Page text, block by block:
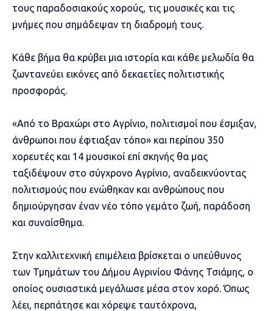
τους παραδοσιακούς χορούς, τις μουσικές και τις
μνήμες που σημάδεψαν τη διαδρομή τους.
Κάθε βήμα θα κρύβει μια ιστορία και κάθε μελωδία θα
ζωντανεύει εικόνες από δεκαετίες πολιτιστικής
προσφοράς.
«Από το Βραχώρι στο Αγρίνιο, πολιτισμοί που έσμιξαν,
άνθρωποι που έφτιαξαν τόπο» και περίπου 350
χορευτές και 14 μουσικοί επί σκηνής θα μας
ταξιδέψουν στο σύγχρονο Αγρίνιο, αναδεικνύοντας
πολιτισμούς που ενώθηκαν και ανθρώπους που
δημιούργησαν έναν νέο τόπο γεμάτο ζωή, παράδοση
και συναίσθημα.
Στην καλλιτεχνική επιμέλεια βρίσκεται ο υπεύθυνος
των Τμημάτων του Δήμου Αγρινίου Φάνης Τσιάμης, ο
οποίος ουσιαστικά μεγάλωσε μέσα στον χορό. Όπως
λέει, περπάτησε και χόρεψε ταυτόχρονα,